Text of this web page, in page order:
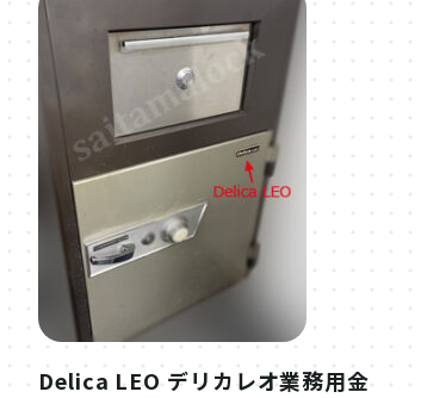
Delica LEO デリカレオ業務用金